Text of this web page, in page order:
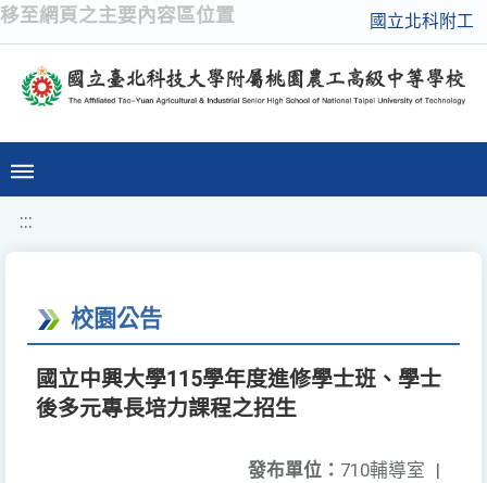
移至網頁之主要內容區位置 國立北科附工
:::
校園公告
國立中興大學115學年度進修學士班、學士
後多元專長培力課程之招生
發布單位： 710輔導室 |